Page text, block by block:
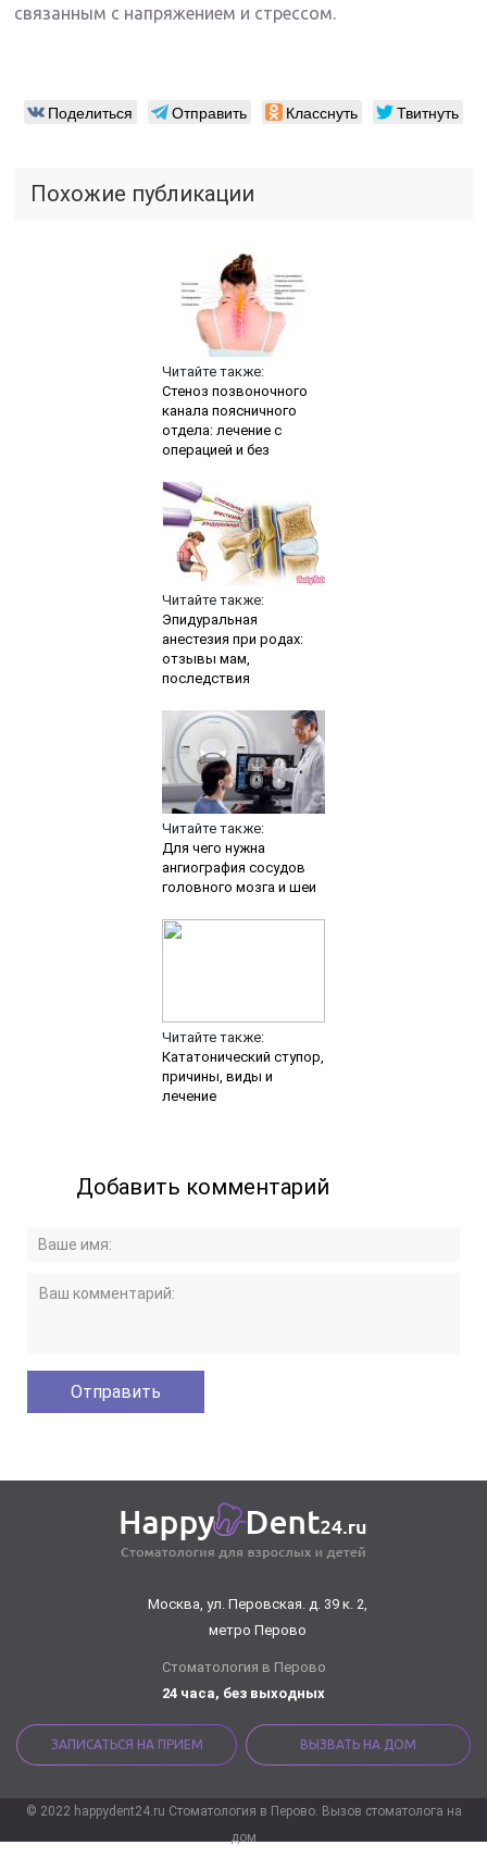
связанным с напряжением и стрессом.
Поделиться Отправить Класснуть Твитнуть
Похожие публикации
Читайте также:
Стеноз позвоночного
канала поясничного
отдела: лечение с
операцией и без
Читайте также:
Эпидуральная
анестезия при родах:
отзывы мам,
последствия
Читайте также:
Для чего нужна
ангиография сосудов
головного мозга и шеи
Читайте также:
Кататонический ступор,
причины, виды и
лечение
Добавить комментарий
Москва, ул. Перовская. д. 39 к. 2,
метро Перово
Стоматология в Перово
24 часа, без выходных
ЗАПИСАТЬСЯ НА ПРИЕМ ВЫЗВАТЬ НА ДОМ
© 2022 happydent24.ru Стоматология в Перово. Вызов стоматолога на
дом